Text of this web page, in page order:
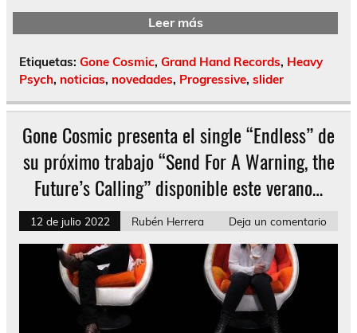
Leer más
Etiquetas: Gone Cosmic, Grand Hand Records, Heavy
Psych, noticias, novedades, Progressive, slider
Gone Cosmic presenta el single “Endless” de
su próximo trabajo “Send For A Warning, the
Future’s Calling” disponible este verano…
12 de julio 2022 Rubén Herrera Deja un comentario